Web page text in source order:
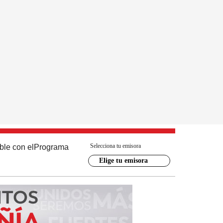
con el Programa Selecciona tu emisora
Elige tu emisora